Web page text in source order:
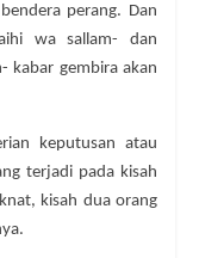
perang. Dan
wa sallam- dan
kabar gembira akan
keputusan atau
terjadi pada kisah
kisah dua orang